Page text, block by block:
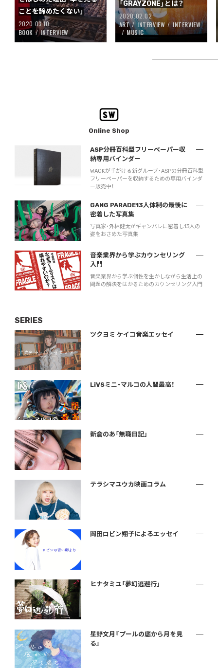
ことを諦めたくない」
2020.03.10
BOOK
INTERVIEW
「GRAYZONE」とは？
2020.02.02
ART
INTERVIEW
INTERVIEW
MUSIC
Online Shop
ASP分冊百科型フリーペーパー収
納専用バインダー
WACKが手がける新グループ・ASPの分冊百科型
フリーペーパーを収納するための専用バインダ
ー販売中！
GANG PARADE13人体制の最後に
密着した写真集
写真家・外林健太がギャンパレに密着し13人の
姿をおさめた写真集
音楽業界から学ぶカウンセリング
入門
音楽業界から学ぶ個性を生かしながら生活上の
問題の解決をはかるためのカウンセリング入門
SERIES
ツクヨミ ケイコ音楽エッセイ
LiVSミニ・マルコの人間最高！
新倉のあ「無職日記」
テラシマユウカ映画コラム
岡田ロビン翔子によるエッセイ
ヒナタミユ「夢幻逃避行」
星野文月『プールの底から月を見
る』